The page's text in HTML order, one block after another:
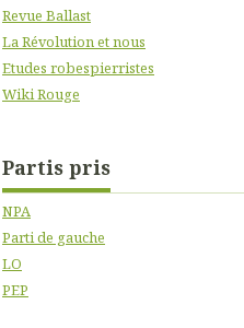
Revue Ballast
La Révolution et nous
Etudes robespierristes
Wiki Rouge
Partis pris
NPA
Parti de gauche
LO
PEP